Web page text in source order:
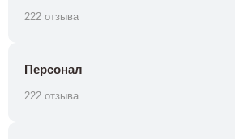
222 отзыва
Персонал
222 отзыва